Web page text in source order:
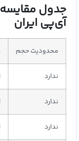
جدول
آی‌پی ایران
محدودیت حجم
ندارد
ندارد
ندارد